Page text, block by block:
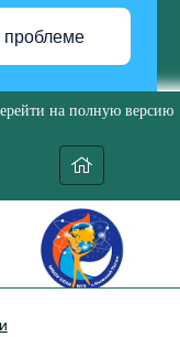
проблеме
на полную версию